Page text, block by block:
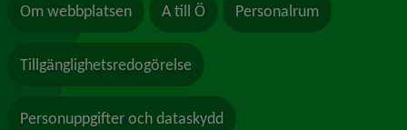
Om webbplatsen A till Ö Personalrum
Tillgänglighetsredogörelse
Personuppgifter och dataskydd